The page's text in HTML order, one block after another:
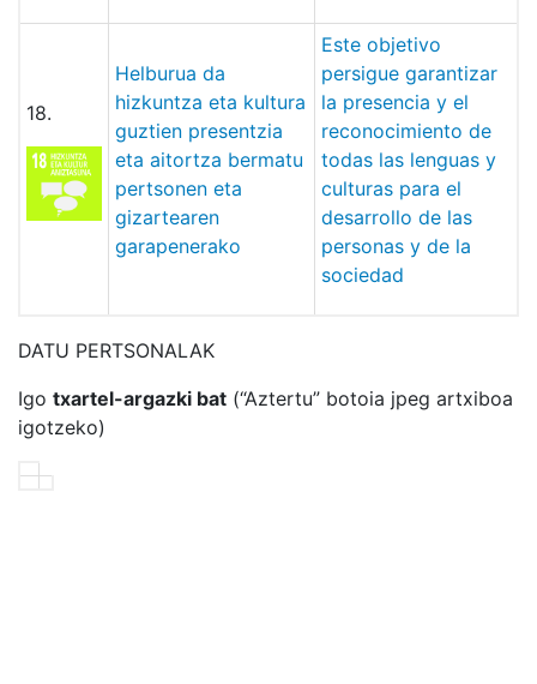
18.
Helburua da
hizkuntza eta kultura
guztien presentzia
eta aitortza bermatu
pertsonen eta
gizartearen
garapenerako
Este objetivo
persigue garantizar
la presencia y el
reconocimiento de
todas las lenguas y
culturas para el
desarrollo de las
personas y de la
sociedad
DATU PERTSONALAK
Igo txartel-argazki bat (“Aztertu” botoia jpeg artxiboa
igotzeko)